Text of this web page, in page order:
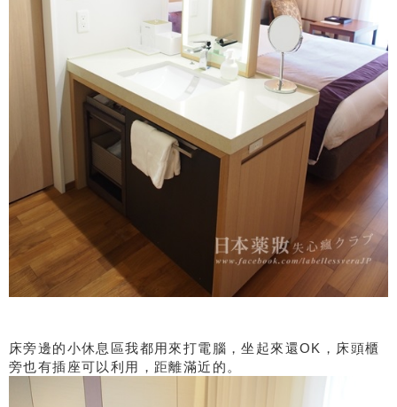
床旁邊的小休息區我都用來打電腦，坐起來還OK，床頭櫃
旁也有插座可以利用，距離滿近的。